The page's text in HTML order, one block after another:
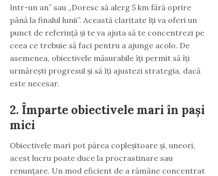
într-un an” sau „Doresc să alerg 5 km fără oprire
până la finalul lunii”. Această claritate îți va oferi un
punct de referință și te va ajuta să te concentrezi pe
ceea ce trebuie să faci pentru a ajunge acolo. De
asemenea, obiectivele măsurabile îți permit să îți
urmărești progresul și să îți ajustezi strategia, dacă
este necesar.
2. Împarte obiectivele mari în pași
mici
Obiectivele mari pot părea copleșitoare și, uneori,
acest lucru poate duce la procrastinare sau
renunțare. Un mod eficient de a rămâne concentrat